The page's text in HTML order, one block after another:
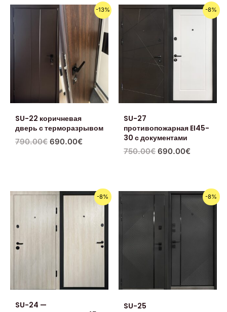
-13%
SU-22 коричневая
дверь с терморазрывом
790.00€
Первоначальная
цена
составляла
790.00€.
690.00€
Текущая
цена:
690.00€.
-8%
SU-27
противопожарная EI45-
30 с документами
750.00€
Первоначальная
цена
составляла
750.00€.
690.00€
Текущая
цена:
690.00€.
-8%
SU-24 —
Первоначальная
цена
составляла
750.00€.
Текущая
цена:
690.00€.
-8%
SU-25
Первоначальная
цена
составляла
750.00€.
Текущая
цена:
690.00€.